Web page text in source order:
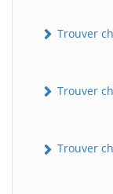
Trouver
Trouver
Trouver